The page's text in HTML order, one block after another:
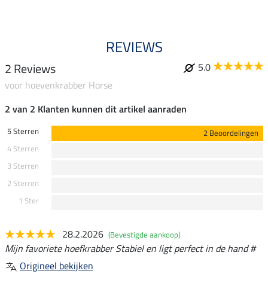
REVIEWS
2 Reviews
5.0
voor hoevenkrabber Horse
2 van 2 Klanten kunnen dit artikel aanraden
5 Sterren
2 Beoordelingen
4 Sterren
3 Sterren
2 Sterren
1 Ster
28.2.2026 (Bevestigde aankoop)
Mijn favoriete hoefkrabber Stabiel en ligt perfect in de hand #
Origineel bekijken